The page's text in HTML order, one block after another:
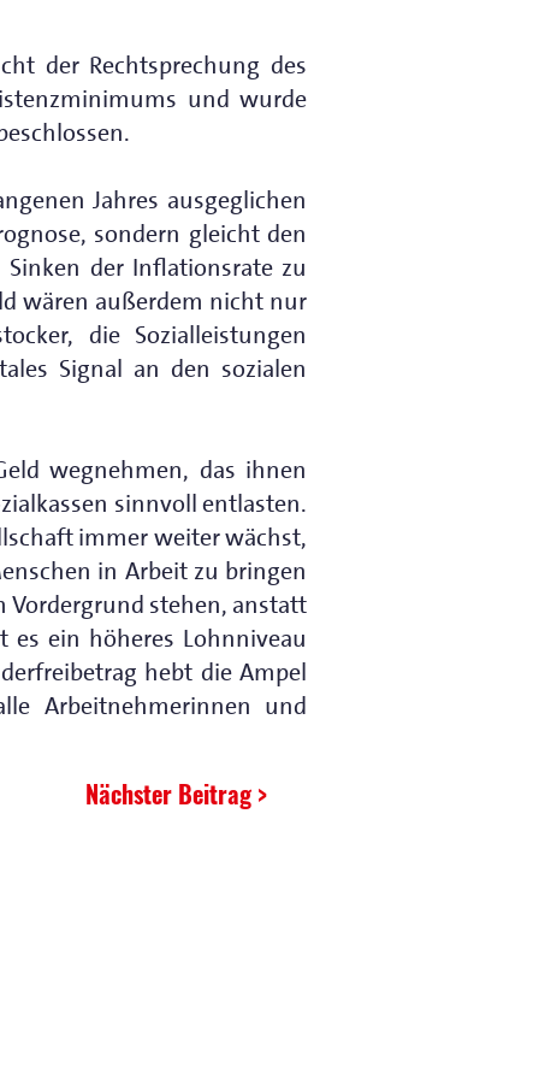
der Rechtsprechung des
und wurde
Jahres ausgeglichen
sondern gleicht den
der Inflationsrate zu
wären außerdem nicht nur
die Sozialleistungen
Signal an den sozialen
wegnehmen, das ihnen
sinnvoll entlasten.
immer weiter wächst,
in Arbeit zu bringen
Vordergrund stehen, anstatt
ein höheres Lohnniveau
hebt die Ampel
Arbeitnehmerinnen und
Nächster Beitrag >